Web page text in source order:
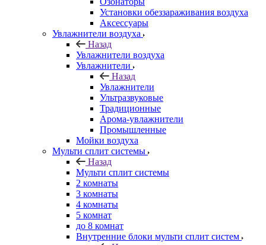
Установки обеззараживания воздуха
Аксессуары
Увлажнители воздуха
Назад
Увлажнители воздуха
Увлажнители
Назад
Увлажнители
Ультразвуковые
Традиционные
Арома-увлажнители
Промышленные
Мойки воздуха
Мульти сплит системы
Назад
Мульти сплит системы
2 комнаты
3 комнаты
4 комнаты
5 комнат
до 8 комнат
Внутренние блоки мульти сплит систем